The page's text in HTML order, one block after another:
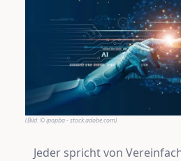
(Bild:© ipopba - stock.adobe.com)
Jeder spricht von